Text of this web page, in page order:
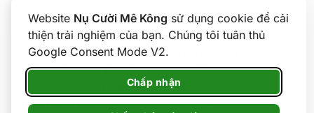
Website Nụ Cười Mê Kông sử dụng cookie để cải
thiện trải nghiệm của bạn. Chúng tôi tuân thủ
Google Consent Mode V2.
Chấp nhận
9 năm qua. Chúng tôi luôn thể hiện cam kết
dịch vụ với 6 giá trị: Trải nghiệm khách hàng
hoàn hảo; Giải pháp du lịch đa dạng và toàn
diện; Đội ngũ tận tâm phục vụ; Minh bạch và
đáng tin cậy; Cam kết bền vững và trách nhiệm
xã hội; Thành tích và uy tín được công nhận.